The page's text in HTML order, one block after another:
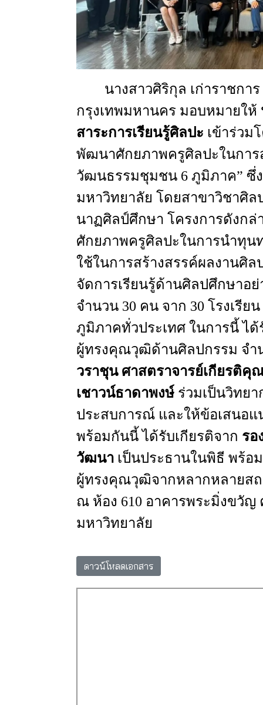
นางสาวศิริกุล เก่าราชการ
กรุงเทพมหานคร มอบหมายให้
สาระการเรียนรู้ศิลปะ เข้าร่วม
พัฒนาศักยภาพครูศิลปะในการ
วัฒนธรรมชุมชน 6 ภูมิภาค” ซึ่
มหาวิทยาลัย โดยสาขาวิชาศิล
นาฏศิลป์ศึกษา โครงการดังก
ศักยภาพครูศิลปะในการนำทุน
ใช้ในการสร้างสรรค์ผลงานศิล
จัดการเรียนรู้ด้านศิลปศึกษาอ
จำนวน 30 คน จาก 30 โรงเรียน
ภูมิภาคทั่วประเทศ ในการนี้ ได้
ผู้ทรงคุณวุฒิด้านศิลปกรรม จำ
วราชุน ศาสตราจารย์เกียรติคุ
เชาวน์ธาดาพงษ์ ร่วมเป็นวิทยา
ประสบการณ์ และให้ข้อเสนอแ
พร้อมกันนี้ ได้รับเกียรติจาก รอ
วัฒนา เป็นประธานในพิธี พร้อ
ผู้ทรงคุณวุฒิจากหลากหลายสถ
ณ ห้อง 610 อาคารพระมิ่งขวัญ
มหาวิทยาลัย
ดาวน์โหลดเอกสาร